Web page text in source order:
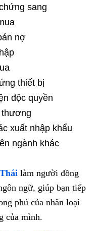
sang
nợ
thiết bị
độc quyền
thương
xuất nhập khẩu
ngành khác
làm người đồng
ngữ, giúp bạn tiếp
phú của nhân loại
của mình.